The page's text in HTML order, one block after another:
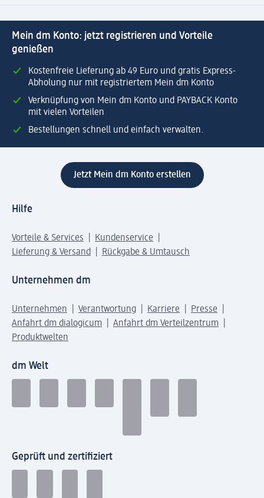
Mein dm Konto: jetzt registrieren und Vorteile
genießen
Kostenfreie Lieferung ab 49 Euro und gratis Express-
Abholung nur mit registriertem Mein dm Konto
Verknüpfung von Mein dm Konto und PAYBACK Konto
mit vielen Vorteilen
Bestellungen schnell und einfach verwalten.
Jetzt Mein dm Konto erstellen
Hilfe
Vorteile & Services
Kundenservice
Lieferung & Versand
Rückgabe & Umtausch
Unternehmen dm
Unternehmen Verantwortung Karriere
Presse
Anfahrt dm dialogicum
Anfahrt dm Verteilzentrum
Produktwelten
dm Welt
Geprüft und zertifiziert